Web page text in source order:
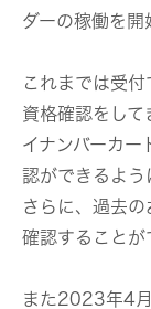
ダーの稼働を開
これまでは受
資格確認をし
イナンバーカー
認ができるよう
さらに、過去
確認することが
また2023年4